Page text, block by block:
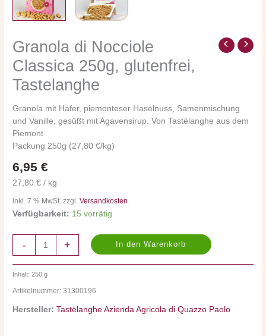
Granola di Nocciole
Classica 250g, glutenfrei,
Tastelanghe
Granola mit Hafer, piemonteser Haselnuss, Samenmischung
und Vanille, gesüßt mit Agavensirup. Von Tastëlanghe aus dem
Piemont
Packung 250g (27,80 €/kg)
6,95€
27,80 € / kg
inkl. 7 % MwSt. zzgl.Versandkosten
Verfügbarkeit: 15 vorrätig
-
Granola
di
Nocciole
Classica
250g,
glutenfrei,
Tastelanghe
Menge
+ In den Warenkorb
Inhalt: 250g
Artikelnummer:31300196
Hersteller: Tastëlanghe Azienda Agricola di Quazzo Paolo